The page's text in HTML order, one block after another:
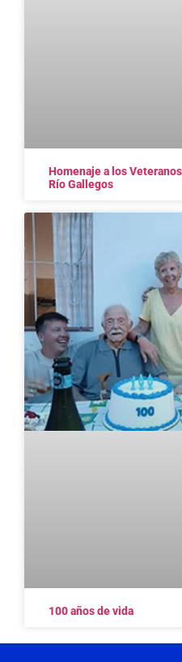
Homenaje a los
Río Gallegos
100 años de vida